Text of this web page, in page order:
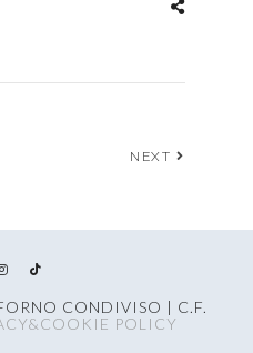
NEXT
CONDIVISO | C.F.
POLICY